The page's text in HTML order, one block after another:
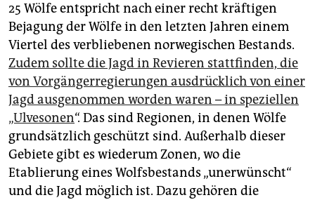
25 Wölfe entspricht nach einer recht kräftigen
Bejagung der Wölfe in den letzten Jahren einem
Viertel des verbliebenen norwegischen Bestands.
Zudem sollte die Jagd in Revieren stattfinden, die
von Vorgängerregierungen ausdrücklich von einer
Jagd ausgenommen worden waren – in speziellen
„Ulvesonen“. Das sind Regionen, in denen Wölfe
grundsätzlich geschützt sind. Außerhalb dieser
Gebiete gibt es wiederum Zonen, wo die
Etablierung eines Wolfsbestands „unerwünscht“
und die Jagd möglich ist. Dazu gehören die